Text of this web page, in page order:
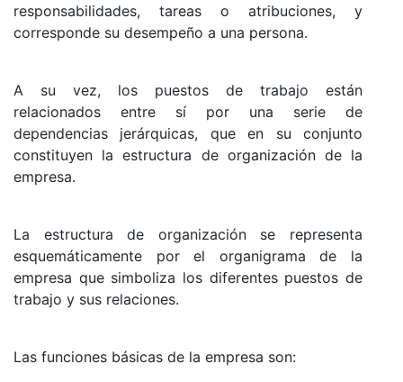
responsabilidades, tareas o atribuciones, y
corresponde su desempeño a una persona.
A su vez, los puestos de trabajo están
relacionados entre sí por una serie de
dependencias jerárquicas, que en su conjunto
constituyen la estructura de organización de la
empresa.
La estructura de organización se representa
esquemáticamente por el organigrama de la
empresa que simboliza los diferentes puestos de
trabajo y sus relaciones.
Las funciones básicas de la empresa son: